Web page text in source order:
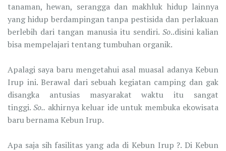
tanaman, hewan, serangga dan makhluk hidup lainnya
yang hidup berdampingan tanpa pestisida dan perlakuan
berlebih dari tangan manusia itu sendiri. So..disini kalian
bisa mempelajari tentang tumbuhan organik.
Apalagi saya baru mengetahui asal muasal adanya Kebun
Irup ini. Berawal dari sebuah kegiatan camping dan gak
disangka antusias masyarakat waktu itu sangat
tinggi.So.. akhirnya keluar ide untuk membuka ekowisata
baru bernama Kebun Irup.
Apa saja sih fasilitas yang ada di Kebun Irup ?. Di Kebun